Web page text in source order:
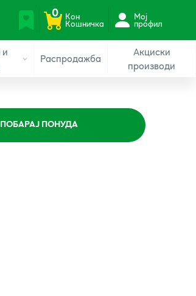
0 Кон
Кошничка
Мој
профил
Распродажба
Акциски
производи
ПОБАРАЈ ПОНУДА